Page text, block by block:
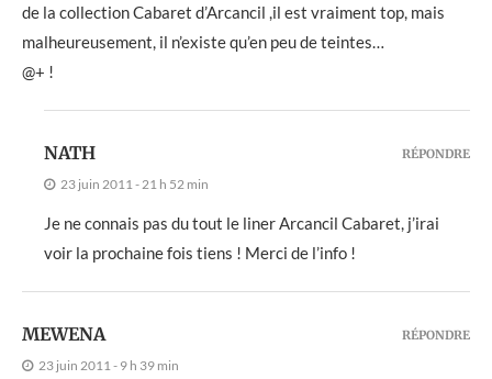
de la collection Cabaret d’Arcancil ,il est vraiment top, mais
malheureusement, il n’existe qu’en peu de teintes…
@+ !
NATH
23 juin 2011 - 21 h 52 min
Je ne connais pas du tout le liner Arcancil Cabaret, j’irai
voir la prochaine fois tiens ! Merci de l’info !
RÉPONDRE
MEWENA
23 juin 2011 - 9 h 39 min
RÉPONDRE